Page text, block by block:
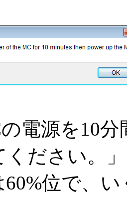
電源を10
ださい。」
位で、